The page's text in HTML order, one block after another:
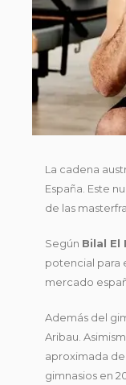
La cadena
España. Este
de las
Según Bilal El
potencial para
mercado
Además del
Aribau.
aproximada
gimnasios en